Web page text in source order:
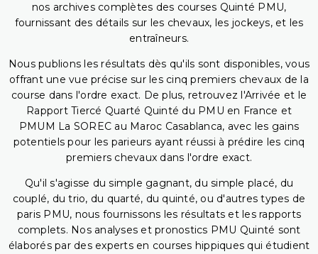
nos archives complètes des courses Quinté PMU,
fournissant des détails sur les chevaux, les jockeys, et les
entraîneurs.
Nous publions les résultats dès qu'ils sont disponibles, vous
offrant une vue précise sur les cinq premiers chevaux de la
course dans l'ordre exact. De plus, retrouvez l'Arrivée et le
Rapport Tiercé Quarté Quinté du PMU en France et
PMUM La SOREC au Maroc Casablanca, avec les gains
potentiels pour les parieurs ayant réussi à prédire les cinq
premiers chevaux dans l'ordre exact.
Qu'il s'agisse du simple gagnant, du simple placé, du
couplé, du trio, du quarté, du quinté, ou d'autres types de
paris PMU, nous fournissons les résultats et les rapports
complets. Nos analyses et pronostics PMU Quinté sont
élaborés par des experts en courses hippiques qui étudient